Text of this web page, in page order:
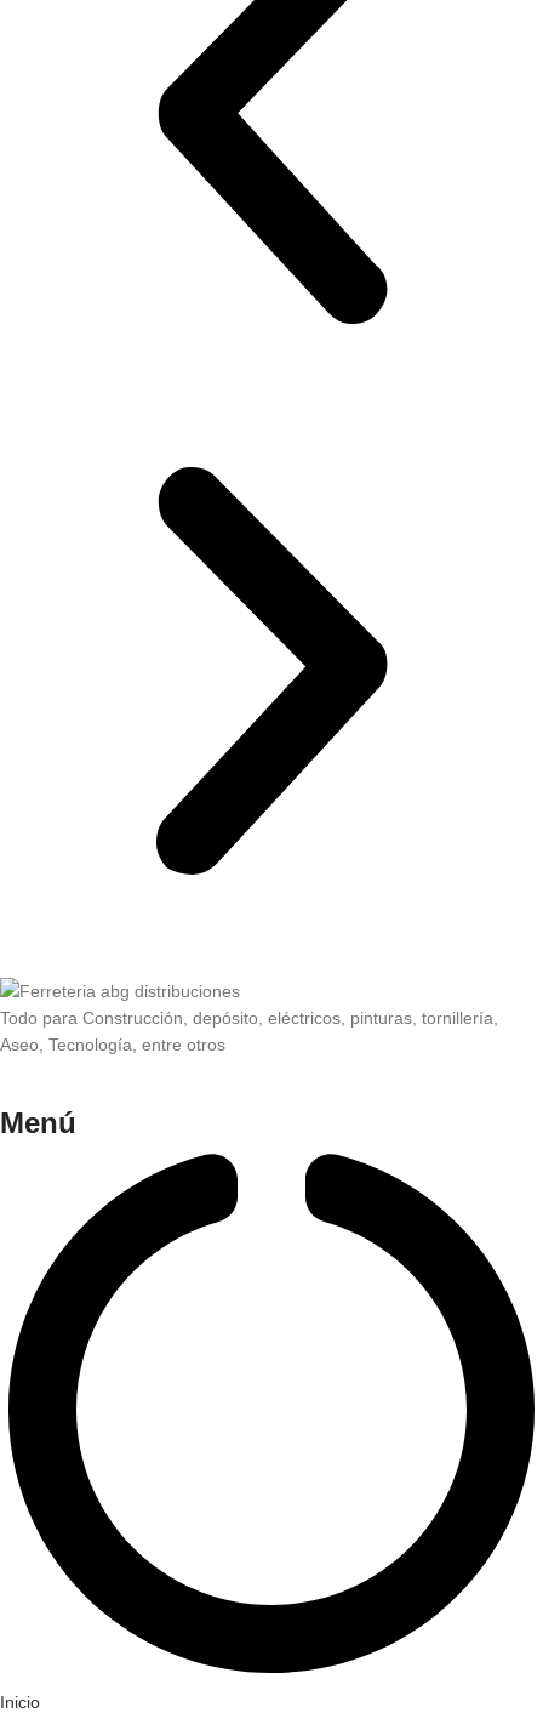
Todo para Construcción, depósito, eléctricos, pinturas, tornillería,
Aseo, Tecnología, entre otros
Menú
Inicio